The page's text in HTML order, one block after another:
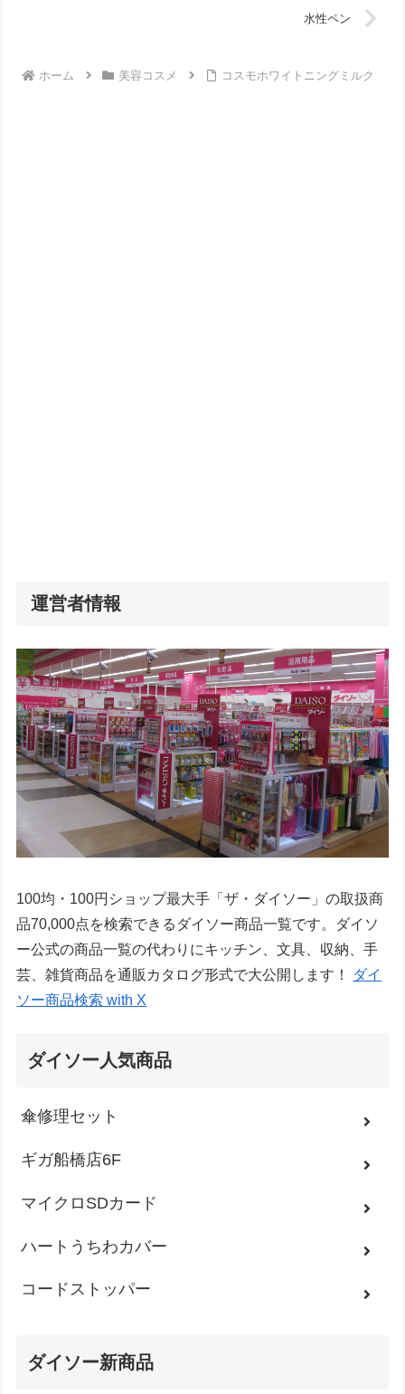
水性ペン
ホーム 美容コスメ コスモホワイトニングミルク
運営者情報
100均・100円ショップ最大手「ザ・ダイソー」の取扱商
品70,000点を検索できるダイソー商品一覧です。ダイソ
ー公式の商品一覧の代わりにキッチン、文具、収納、手
芸、雑貨商品を通販カタログ形式で大公開します！
ダイ
ソー商品検索 with X
ダイソー人気商品
傘修理セット
ギガ船橋店6F
マイクロSDカード
ハートうちわカバー
コードストッパー
ダイソー新商品